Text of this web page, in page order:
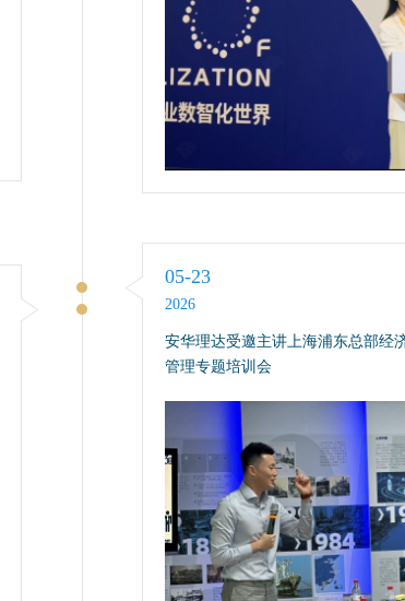
05-23
2026
安华理达受邀主讲上海浦东总部经
管理专题培训会